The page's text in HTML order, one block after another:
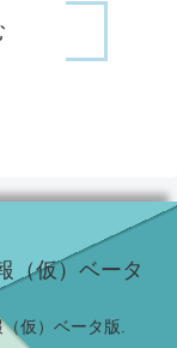
（仮）ベータ
仮）ベータ版.